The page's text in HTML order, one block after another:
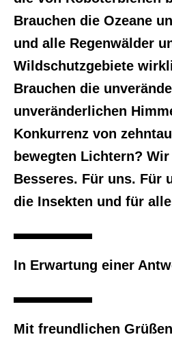
Brauchen die Ozeane
und alle Regenwälder
Wildschutzgebiete
Brauchen die
unveränderlichen
Konkurrenz von
bewegten Lichtern?
Besseres. Für uns. Für
die Insekten und für
In Erwartung einer
Mit freundlichen